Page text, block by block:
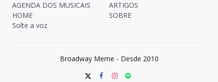
AGENDA DOS MUSICAIS
ARTIGOS
HOME
SOBRE
Solte a voz
Broadway Meme - Desde 2010